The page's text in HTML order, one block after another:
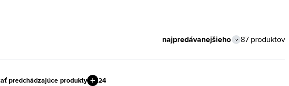
87 produktov
predchádzajúce produkty 24